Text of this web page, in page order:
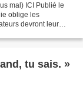
mal) ICI Publié le
oblige les
devront leur
tu sais. »